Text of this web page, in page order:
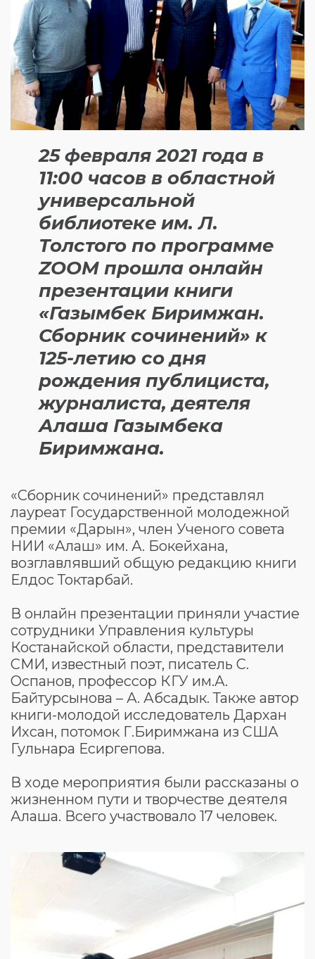
25 февраля 2021 года в
11:00 часов в областной
универсальной
библиотеке им. Л.
Толстого по программе
ZOOM прошла онлайн
презентации книги
«Газымбек Биримжан.
Сборник сочинений» к
125-летию со дня
рождения публициста,
журналиста, деятеля
Алаша Газымбека
Биримжана.
«Сборник сочинений» представлял
лауреат Государственной молодежной
премии «Дарын», член Ученого совета
НИИ «Алаш» им. А. Бокейхана,
возглавлявший общую редакцию книги
Елдос Токтарбай.
В онлайн презентации приняли участие
сотрудники Управления культуры
Костанайской области, представители
СМИ, известный поэт, писатель С.
Оспанов, профессор КГУ им.А.
Байтурсынова – А. Абсадык. Также автор
книги-молодой исследователь Дархан
Ихсан, потомок Г.Биримжана из США
Гульнара Есиргепова.
В ходе мероприятия были рассказаны о
жизненном пути и творчестве деятеля
Алаша. Всего участвовало 17 человек.